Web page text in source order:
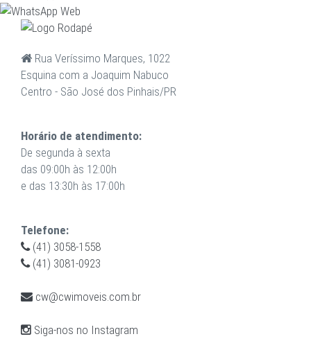
Rua Veríssimo Marques, 1022
Esquina com a Joaquim Nabuco
Centro - São José dos Pinhais/PR
Horário de atendimento:
De segunda à sexta
das 09:00h às 12:00h
e das 13:30h às 17:00h
Telefone:
(41) 3058-1558
(41) 3081-0923
cw@cwimoveis.com.br
Siga-nos no Instagram